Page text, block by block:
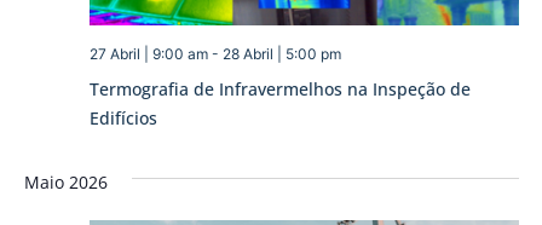
Termografia de Infravermelhos na Inspeção de
Edifícios
27 Abril | 9:00 am- 28 Abril | 5:00 pm
Maio 2026